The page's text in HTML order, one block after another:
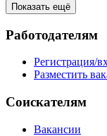
Показать ещё
Работодателям
Регистрация/
Разместить
Соискателям
Вакансии